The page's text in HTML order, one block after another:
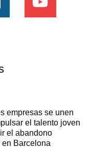
empresas se unen
el talento joven
el abandono
en Barcelona